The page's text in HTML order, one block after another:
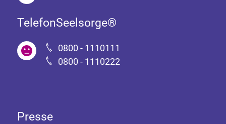
TelefonSeelsorge®
0800 - 1110111
0800 - 1110222
Presse